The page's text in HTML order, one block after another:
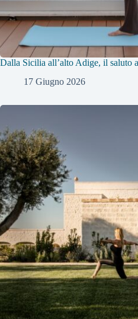
Dalla Sicilia all’alto Adige, il saluto
17 Giugno 2026